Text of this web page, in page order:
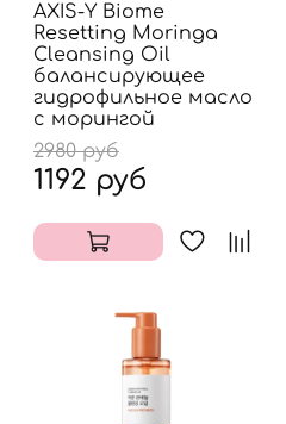
AXIS-Y Biome
Resetting Moringa
Cleansing Oil
балансирующее
гидрофильное масло
с морингой
2980 руб
1192 руб